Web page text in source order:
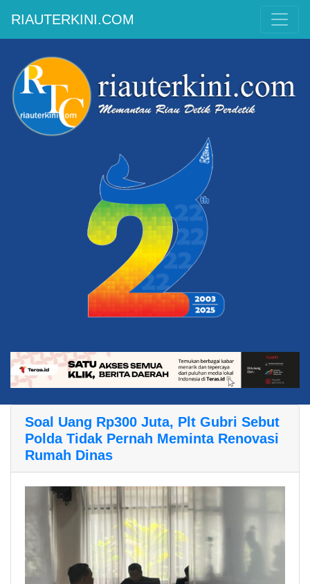
RIAUTERKINI.COM
Soal Uang Rp300 Juta, Plt Gubri Sebut
Polda Tidak Pernah Meminta Renovasi
Rumah Dinas